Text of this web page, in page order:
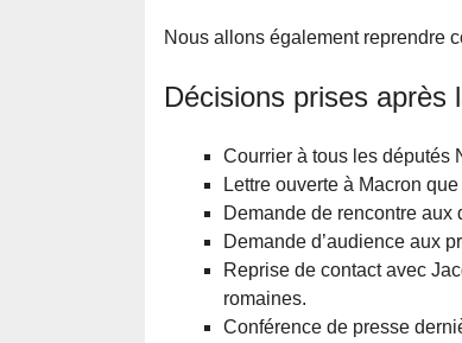
Nous allons également reprendre
Décisions prises après
Courrier à tous les députés
Lettre ouverte à Macron
Demande de rencontre
Demande d’audience aux
Reprise de contact avec
romaines.
Conférence de presse